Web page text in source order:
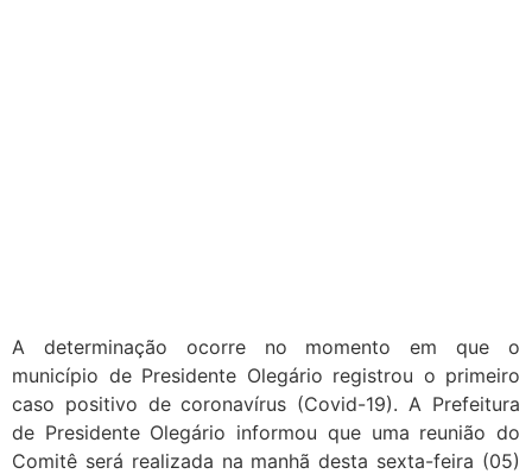
A determinação ocorre no momento em que o
município de Presidente Olegário registrou o primeiro
caso positivo de coronavírus (Covid-19). A Prefeitura
de Presidente Olegário informou que uma reunião do
Comitê será realizada na manhã desta sexta-feira (05)